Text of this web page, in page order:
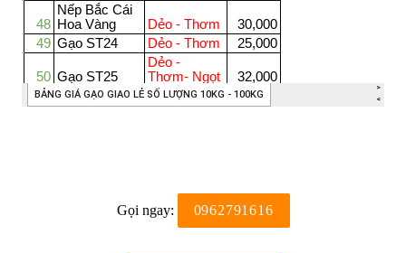
Gọi ngay: 0962791616